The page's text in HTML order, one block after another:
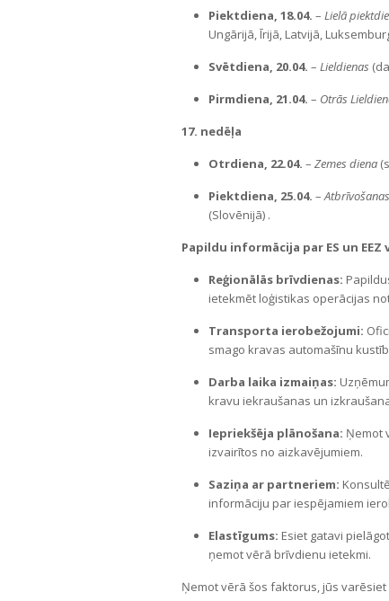
Piektdiena, 18.04. – Lielā
Ungārijā, Īrijā, Latvijā,
Svētdiena, 20.04. – Lieldienas
Pirmdiena, 21.04. – Otrās
17. nedēļa
Otrdiena, 22.04. – Zemes diena
Piektdiena, 25.04. –
(Slovēnijā) .
Papildu informācija par ES un EEZ
Reģionālās brīvdienas:
ietekmēt loģistikas operācijas
Transporta ierobežojumi:
smago kravas automašīnu
Darba laika izmaiņas:
kravu iekraušanas un
Iepriekšēja plānošana: Ņemot
izvairītos no aizkavējumiem.
Saziņa ar partneriem:
informāciju par iespējamiem
Elastīgums: Esiet gatavi
ņemot vērā brīvdienu ietekmi.
Ņemot vērā šos faktorus, jūs